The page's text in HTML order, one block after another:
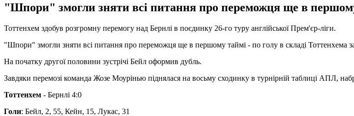
"Шпори" змогли зняти всі питання про переможця ще в
Тоттенхем здобув розгромну перемогу над Бернлі в поєдинку 26-го туру англійської Прем'єр-ліги.
"Шпори" змогли зняти всі питання про переможця ще в першому таймі - по голу в складі Тоттенхема
На початку другої половини зустрічі Бейл оформив дубль.
Завдяки перемозі команда Жозе Моурінью піднялася на восьму сходинку в турнірній таблиці АПЛ,
Тоттенхем - Бернлі 4:0
Голи: Бейл, 2, 55, Кейн, 15, Лукас, 31